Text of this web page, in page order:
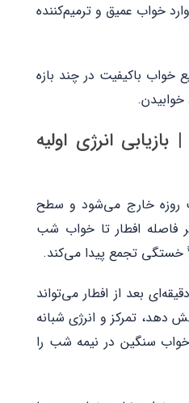
خواب عمیق و ترمیم‌کننده
خواب باکیفیت در چند بازه
خوابیدن.
انرژی اولیه
روزه خارج می‌شود و سطح
فاصله افطار تا خواب شب
خستگی تجمع پیدا می‌کند.
یک خواب کوتاه ۶۰ تا ۹۰ دقیقه‌ای بعد از افطار می‌تواند
دهد، تمرکز و انرژی شبانه
خواب سنگین در نیمه شب را